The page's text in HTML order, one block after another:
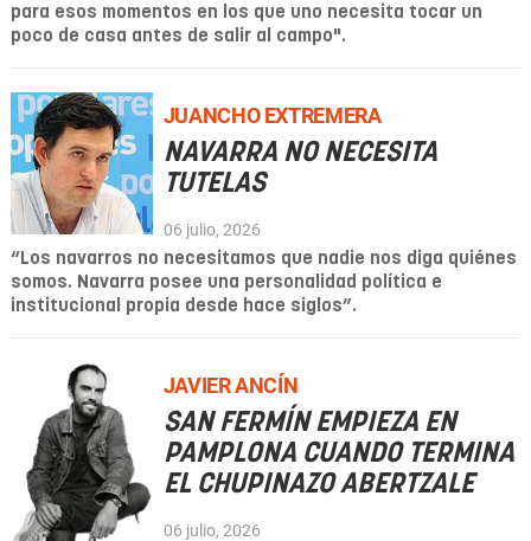
para esos momentos en los que uno necesita tocar un
poco de casa antes de salir al campo".
JUANCHO EXTREMERA
NAVARRA NO NECESITA
TUTELAS
06 julio, 2026
“Los navarros no necesitamos que nadie nos diga quiénes
somos. Navarra posee una personalidad política e
institucional propia desde hace siglos”.
JAVIER ANCÍN
SAN FERMÍN EMPIEZA EN
PAMPLONA CUANDO TERMINA
EL CHUPINAZO ABERTZALE
06 julio, 2026